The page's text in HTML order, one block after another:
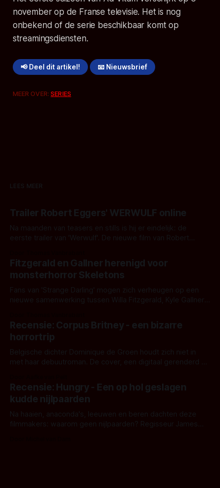
november op de Franse televisie. Het is nog
onbekend of de serie beschikbaar komt op
streamingsdiensten.
📢 Deel dit artikel! 📧 Nieuwsbrief
MEER OVER:SERIES
LEES MEER
Trailer Robert Eggers' WERWULF online
Na maanden van teasers en stills is hij er eindelijk: de
eerste trailer van 'Werwulf'. De nieuwe film van Robert
kille stijl vol folklore en mythe. Het topic deze keer is (kon
het het al raden?)... de weerwolf. Kijk je mee?
Fitzgerald en Gallner herenigd voor
monsterhorror Skeletons
Fans van 'Strange Darling' mogen zich verheugen op een
nieuwe samenwerking tussen Willa Fitzgerald, Kyle Gallner
'Skeletons', een nieuwe creature feature waarvoor de
opnames zijn gestart in Australië.
Recensie: Corpus Britney - een bizarre
horrortrip
Belgische dichter Dominique de Groen houdt zich niet in
met haar debuutroman. De cover, een digitaal gerenderd en
achtergrond, belooft iets kleurrijks maar onheilspellends,
iets ongrijpbaars. En dat maakt De Groen met ieder woord
waar.
Recensie: Hungry - Een op hol geslagen
kudde nijlpaarden
Na haaien, anaconda's, leeuwen en beren dachten deze
filmmakers: waarom geen nijlpaarden? Regisseur James